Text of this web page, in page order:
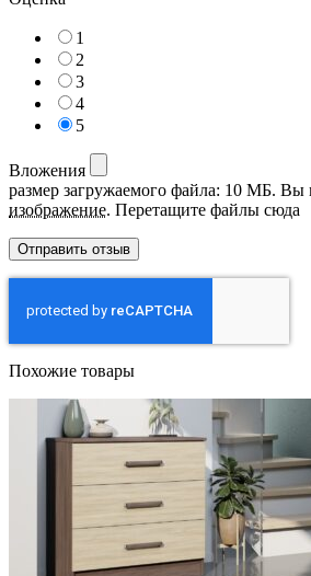
1
2
3
4
5
Вложения
размер загружаемого файла: 10 МБ. Вы
изображение. Перетащите файлы сюда
Похожие товары